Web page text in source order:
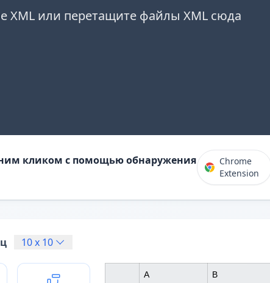
XML или перетащите файлы XML сюда
кликом с помощью обнаружения
Chrome
Extension
10x 10
A B